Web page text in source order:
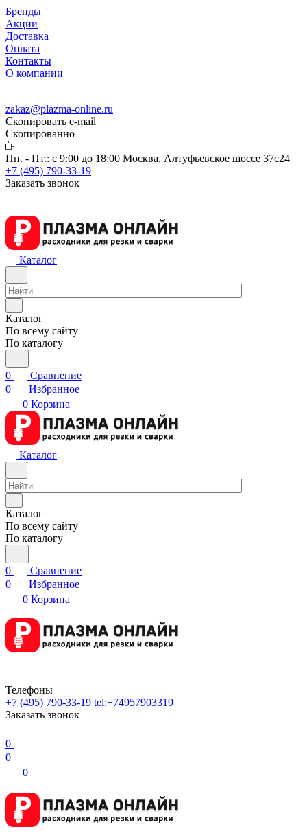
Бренды
Акции
Доставка
Оплата
Контакты
О компании
zakaz@plazma-online.ru
Скопировать e-mail
Cкопированно
Пн. - Пт.: с 9:00 до 18:00 Москва, Алтуфьевское шоссе 37с24
+7 (495) 790-33-19
Заказать звонок
Каталог
Каталог
По всему сайту
По каталогу
0
Сравнение
0
Избранное
0 Корзина
Каталог
Каталог
По всему сайту
По каталогу
0
Сравнение
0
Избранное
0 Корзина
Телефоны
+7 (495) 790-33-19 tel:+74957903319
Заказать звонок
0
0
0